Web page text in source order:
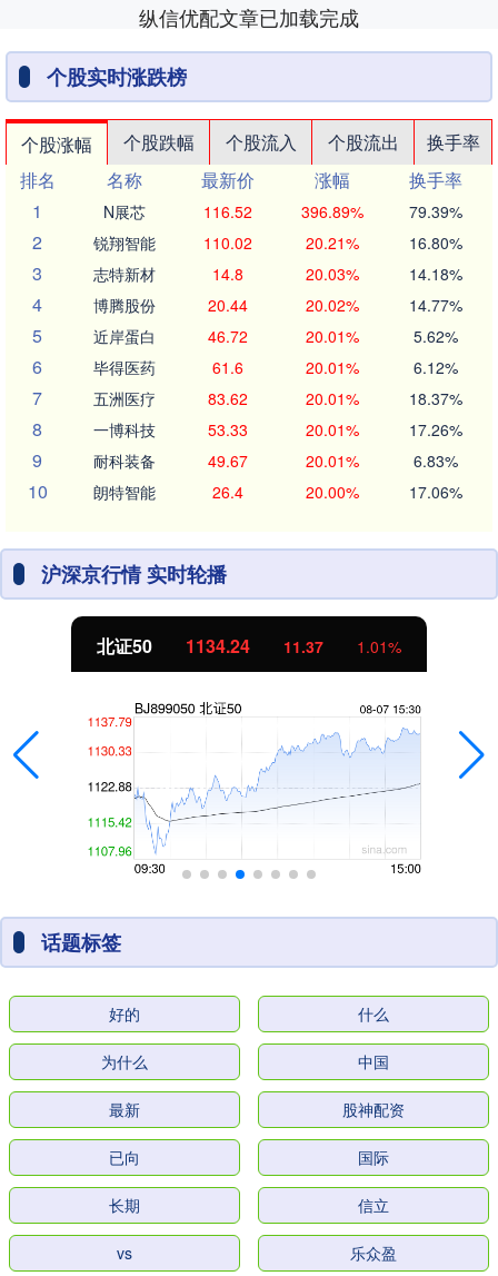
纵信优配文章已加载完成
个股实时涨跌榜
个股涨幅 个股跌幅 个股流入 个股流出
换手率
排名
名称 最新价 涨幅
换手率
1
N展芯 116.52 396.89% 79.39%
2 锐翔智能 110.02 20.21% 16.80%
3 志特新材 14.8 20.03% 14.18%
4 博腾股份 20.44 20.02% 14.77%
5 近岸蛋白 46.72 20.01% 5.62%
6 毕得医药 61.6 20.01% 6.12%
7 五洲医疗 83.62 20.01% 18.37%
8 一博科技 53.33 20.01% 17.26%
9 耐科装备 49.67 20.01% 6.83%
10 朗特智能 26.4 20.00% 17.06%
沪深京行情 实时轮播
北证50 1134.24 11.37 1.01%
话题标签
好的 什么
为什么 中国
最新 股神配资
已向 国际
长期 信立
vs 乐众盈